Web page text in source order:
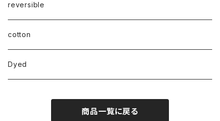
reversible
cotton
Dyed
商品一覧に戻る